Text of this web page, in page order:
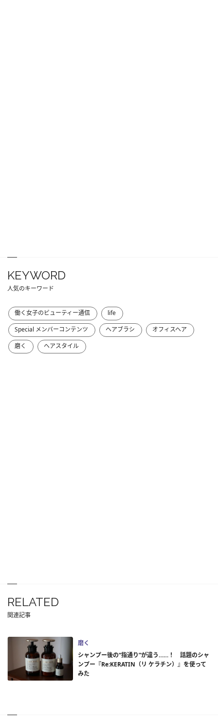
KEYWORD
人気のキーワード
働く女子のビューティー通信
life
Special メンバーコンテンツ
ヘアブラシ
オフィスヘア
磨く
ヘアスタイル
RELATED
関連記事
磨く
シャンプー後の“指通り”が違う……！ 話題のシャ
ンプー『Re:KERATIN（リ ケラチン）』を使って
みた